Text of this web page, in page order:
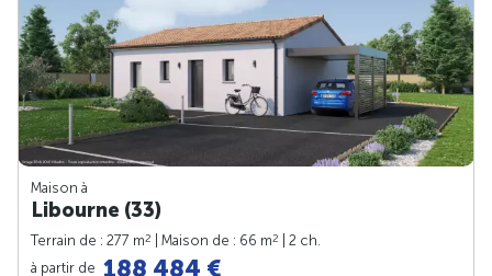
Maison à
Libourne (33)
Terrain de : 277 m2 | Maison de : 66 m2
| 2 ch.
à partir de 188 484 €